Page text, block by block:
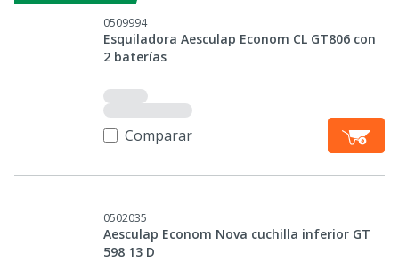
0509994
Esquiladora Aesculap Econom CL GT806 con
2 baterías
Comparar
0502035
Aesculap Econom Nova cuchilla inferior GT
598 13 D